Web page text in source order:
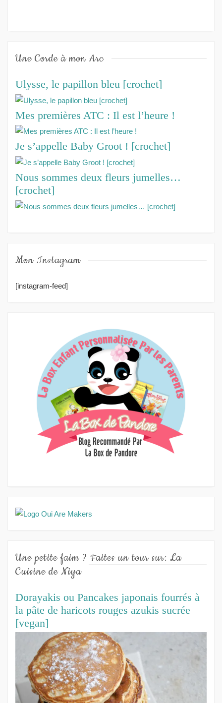
Une Corde à mon Arc
Ulysse, le papillon bleu [crochet]
Mes premières ATC : Il est l’heure !
Je s’appelle Baby Groot ! [crochet]
Nous sommes deux fleurs jumelles…
[crochet]
Mon Instagram
[instagram-feed]
Une petite faim ? Faites un tour sur: La
Cuisine de Niya
Dorayakis ou Pancakes japonais fourrés à
la pâte de haricots rouges azukis sucrée
[vegan]